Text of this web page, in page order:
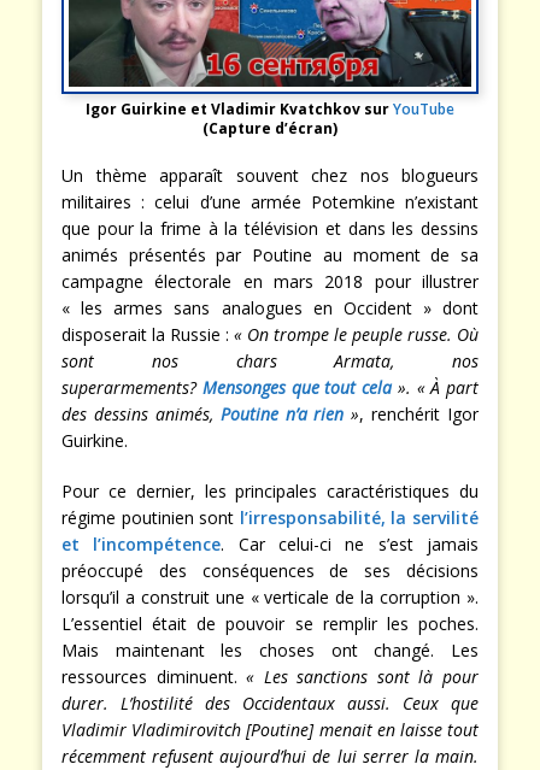
Igor Guirkine et Vladimir Kvatchkov surYouTube
(Capture d’écran)
Un thème apparaît souvent chez nos blogueurs
militaires : celui d’une armée Potemkine n’existant
que pour la frime à la télévision et dans les dessins
animés présentés par Poutine au moment de sa
campagne électorale en mars 2018 pour illustrer
« les armes sans analogues en Occident » dont
disposerait la Russie : « On trompe le peuple russe. Où
sont nos chars Armata, nos
superarmements? Mensonges que tout cela». « À part
des dessins animés, Poutine n’a rien », renchérit Igor
Guirkine.
Pour ce dernier, les principales caractéristiques du
régime poutinien sont l’irresponsabilité, la servilité
et l’incompétence. Car celui-ci ne s’est jamais
préoccupé des conséquences de ses décisions
lorsqu’il a construit une « verticale de la corruption ».
L’essentiel était de pouvoir se remplir les poches.
Mais maintenant les choses ont changé. Les
ressources diminuent.« Les sanctions sont là pour
durer. L’hostilité des Occidentaux aussi. Ceux que
Vladimir Vladimirovitch [Poutine] menait en laisse tout
récemment refusent aujourd’hui de lui serrer la main.